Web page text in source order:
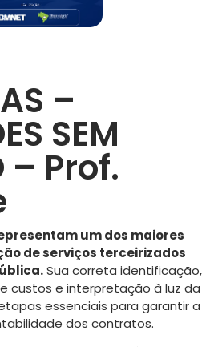
–
SEM
– Prof.
um dos maiores
de serviços terceirizados
Sua correta identificação,
custos e interpretação à luz da
essenciais para garantir a
dos contratos.